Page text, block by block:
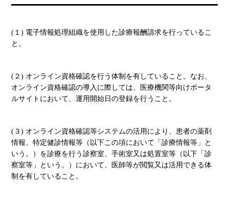
(１) 電子情報処理組織を使用した診療報酬請求を行っているこ
と。
(２) オンライン資格確認を行う体制を有していること。なお、
オンライン資格確認の導入に際しては、医療機関等向けポータ
ルサイトにおいて、運用開始日の登録を行うこと。
(３) オンライン資格確認等システムの活用により、患者の薬剤
情報、特定健診情報等（以下この項において「診療情報等」と
いう。）を診療を行う診察室、手術室又は処置室等（以下「診
察室等」という。）において、医師等が閲覧又は活用できる体
制を有していること。